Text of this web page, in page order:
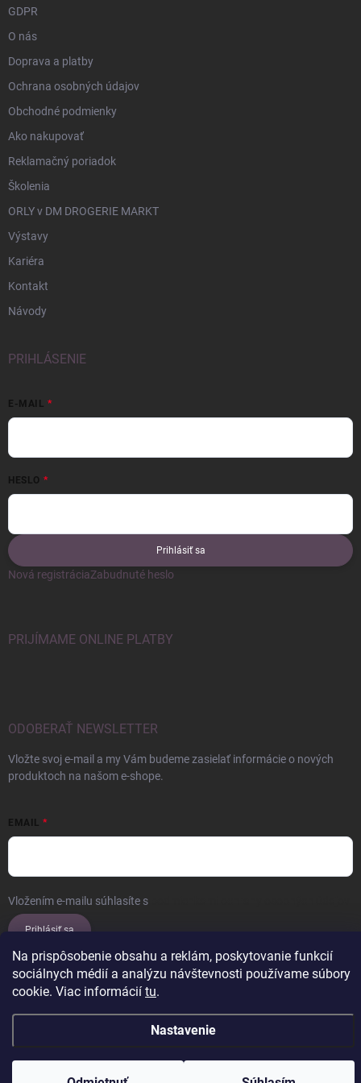
Na prispôsobenie obsahu a reklám, poskytovanie funkcií
sociálnych médií a analýzu návštevnosti používame súbory
cookie. Viac informácií tu.
Nastavenie
GDPR
O nás
Doprava a platby
Ochrana osobných údajov
Obchodné podmienky
Ako nakupovať
Reklamačný poriadok
Školenia
ORLY v DM DROGERIE MARKT
Výstavy
Kariéra
Kontakt
Návody
PRIHLÁSENIE
E-MAIL
HESLO
Prihlásiť sa
Nová registráciaZabudnuté heslo
PRIJÍMAME ONLINE PLATBY
ODOBERAŤ NEWSLETTER
Vložte svoj e-mail a my Vám budeme zasielať informácie o nových
produktoch na našom e-shope.
EMAIL
Vložením e-mailu súhlasíte s
Prihlásiť sa